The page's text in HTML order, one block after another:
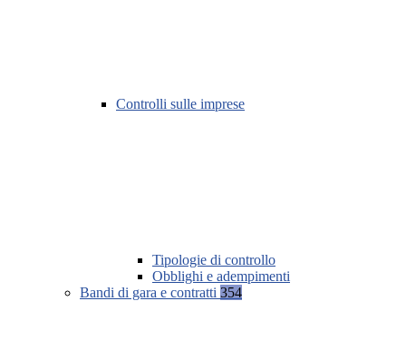
Controlli sulle imprese
Tipologie di controllo
Obblighi e adempimenti
Bandi di gara e contratti 354